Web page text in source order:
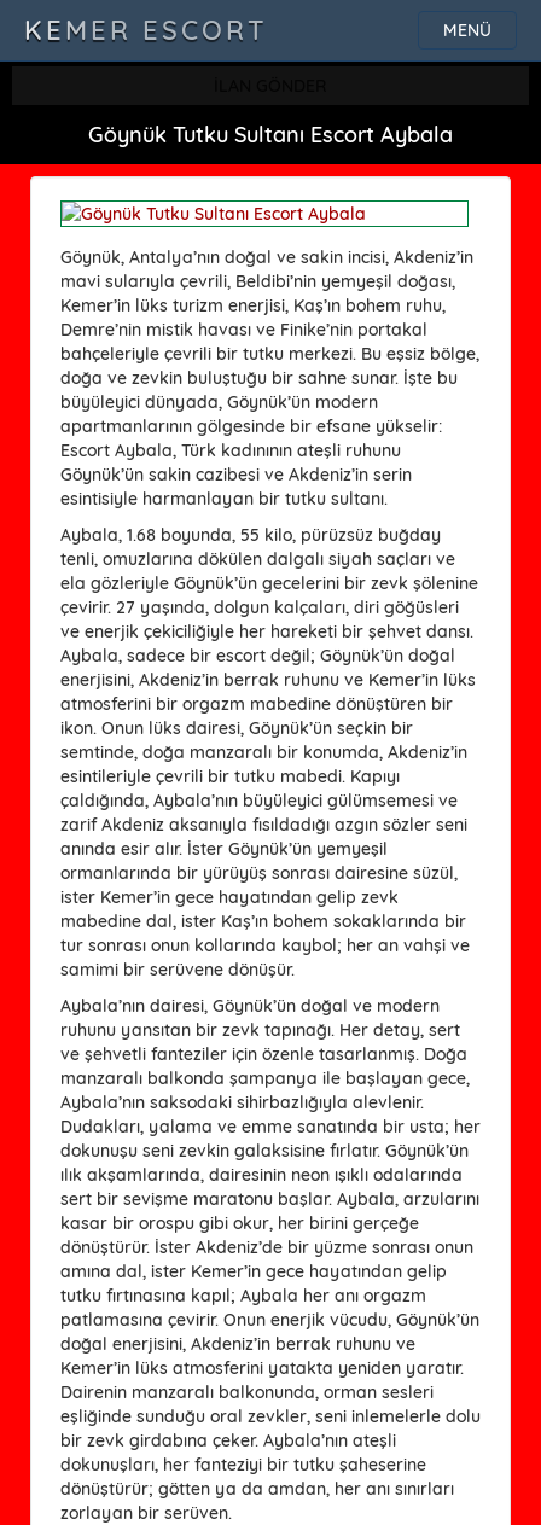
MENÜ
KEMER ESCORT
Göynük Tutku Sultanı Escort Aybala
Göynük, Antalya’nın doğal ve sakin incisi, Akdeniz’in
mavi sularıyla çevrili, Beldibi’nin yemyeşil doğası,
Kemer’in lüks turizm enerjisi, Kaş’ın bohem ruhu,
Demre’nin mistik havası ve Finike’nin portakal
bahçeleriyle çevrili bir tutku merkezi. Bu eşsiz bölge,
doğa ve zevkin buluştuğu bir sahne sunar. İşte bu
büyüleyici dünyada, Göynük’ün modern
apartmanlarının gölgesinde bir efsane yükselir:
Escort Aybala, Türk kadınının ateşli ruhunu
Göynük’ün sakin cazibesi ve Akdeniz’in serin
esintisiyle harmanlayan bir tutku sultanı.
Aybala, 1.68 boyunda, 55 kilo, pürüzsüz buğday
tenli, omuzlarına dökülen dalgalı siyah saçları ve
ela gözleriyle Göynük’ün gecelerini bir zevk şölenine
çevirir. 27 yaşında, dolgun kalçaları, diri göğüsleri
ve enerjik çekiciliğiyle her hareketi bir şehvet dansı.
Aybala, sadece bir escort değil; Göynük’ün doğal
enerjisini, Akdeniz’in berrak ruhunu ve Kemer’in lüks
atmosferini bir orgazm mabedine dönüştüren bir
ikon. Onun lüks dairesi, Göynük’ün seçkin bir
semtinde, doğa manzaralı bir konumda, Akdeniz’in
esintileriyle çevrili bir tutku mabedi. Kapıyı
çaldığında, Aybala’nın büyüleyici gülümsemesi ve
zarif Akdeniz aksanıyla fısıldadığı azgın sözler seni
anında esir alır. İster Göynük’ün yemyeşil
ormanlarında bir yürüyüş sonrası dairesine süzül,
ister Kemer’in gece hayatından gelip zevk
mabedine dal, ister Kaş’ın bohem sokaklarında bir
tur sonrası onun kollarında kaybol; her an vahşi ve
samimi bir serüvene dönüşür.
Aybala’nın dairesi, Göynük’ün doğal ve modern
ruhunu yansıtan bir zevk tapınağı. Her detay, sert
ve şehvetli fanteziler için özenle tasarlanmış. Doğa
manzaralı balkonda şampanya ile başlayan gece,
Aybala’nın saksodaki sihirbazlığıyla alevlenir.
Dudakları, yalama ve emme sanatında bir usta; her
dokunuşu seni zevkin galaksisine fırlatır. Göynük’ün
ılık akşamlarında, dairesinin neon ışıklı odalarında
sert bir sevişme maratonu başlar. Aybala, arzularını
kasar bir orospu gibi okur, her birini gerçeğe
dönüştürür. İster Akdeniz’de bir yüzme sonrası onun
amına dal, ister Kemer’in gece hayatından gelip
tutku fırtınasına kapıl; Aybala her anı orgazm
patlamasına çevirir. Onun enerjik vücudu, Göynük’ün
doğal enerjisini, Akdeniz’in berrak ruhunu ve
Kemer’in lüks atmosferini yatakta yeniden yaratır.
Dairenin manzaralı balkonunda, orman sesleri
eşliğinde sunduğu oral zevkler, seni inlemelerle dolu
bir zevk girdabına çeker. Aybala’nın ateşli
dokunuşları, her fanteziyi bir tutku şaheserine
dönüştürür; götten ya da amdan, her anı sınırları
zorlayan bir serüven.